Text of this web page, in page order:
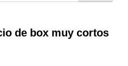
de box muy cortos